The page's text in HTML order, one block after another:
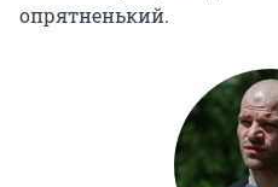
опрятненький.